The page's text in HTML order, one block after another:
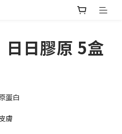
日日膠原 5盒
蛋白
膚